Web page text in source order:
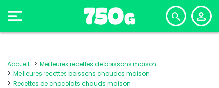
Accueil
Meilleures recettes de boissons maison
Meilleures recettes boissons chaudes maison
Recettes de chocolats chauds maison